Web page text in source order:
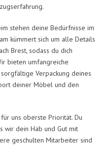
stehen deine Bedürfnisse im
kümmert sich um alle Details
Brest, sodass du dich
bieten umfangreiche
Verpackung deines
deiner Möbel und den
uns oberste Priorität. Du
wir dein Hab und Gut mit
geschulten Mitarbeiter sind